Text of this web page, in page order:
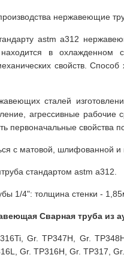
нержавеющие
astm a312
в охлажденном
свойств.
сталей
агрессивные
первоначальные свойства
с матовой, шлифованной и
стандартом astm a312.
1/4": толщина стенки -
Сварная труба из
Gr. TP347H, Gr.
Gr. TP316H, Gr. TP317,